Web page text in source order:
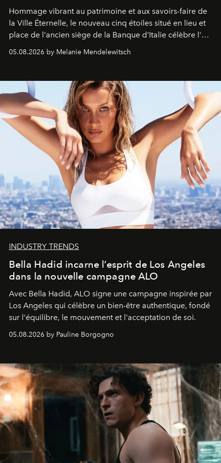
Hommage vibrant au patrimoine et aux savoirs-faire de
la Ville Éternelle, le nouveau cinq étoiles situé en lieu et
place de l'ancien siège de la Banque d'Italie célèbre l'art
05.08.2026 by Melanie Mendelewitsch
INDUSTRY TRENDS
Bella Hadid incarne l’esprit de Los Angeles
dans la nouvelle campagne ALO
Avec Bella Hadid, ALO signe une campagne inspirée par
Los Angeles qui célèbre un bien-être authentique, fondé
sur l'équilibre, le mouvement et l'acceptation de soi.
05.08.2026 by Pauline Borgogno